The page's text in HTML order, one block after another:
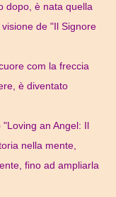
dopo, è nata quella
de "Il Signore
com la freccia
è diventato
an Angel: Il
nella mente,
fino ad ampliarla